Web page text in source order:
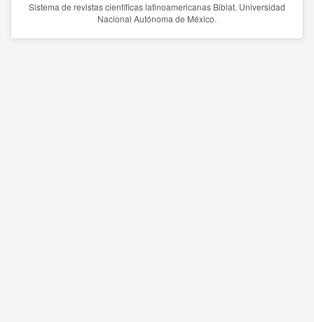
Sistema de revistas científicas latinoamericanas Biblat. Universidad
Nacional Autónoma de México.